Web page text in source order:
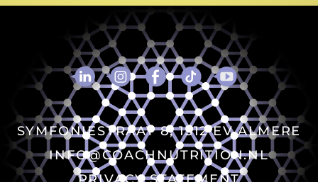
ZIJN
VIA ONZE
COACHES TE
VERKRIJGEN
SYMFONIESTRAAT 8, 1312 EV ALMERE
INFO@COACHNUTRITION.NL